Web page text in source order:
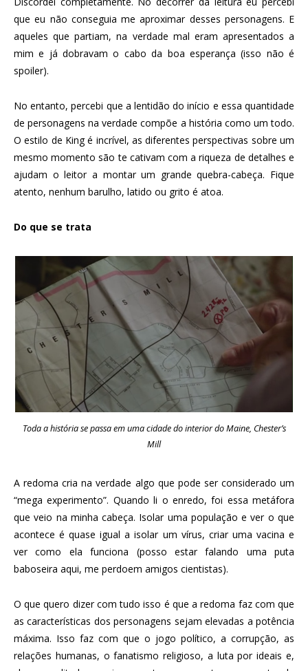
que eu não conseguia me aproximar desses personagens. E
aqueles que partiam, na verdade mal eram apresentados a
mim e já dobravam o cabo da boa esperança (isso não é
spoiler).
No entanto, percebi que a lentidão do início e essa quantidade
de personagens na verdade compõe a história como um todo.
O estilo de King é incrível, as diferentes perspectivas sobre um
mesmo momento são te cativam com a riqueza de detalhes e
ajudam o leitor a montar um grande quebra-cabeça. Fique
atento, nenhum barulho, latido ou grito é atoa.
Do que se trata
Toda a história se passa em uma cidade do interior do Maine, Chester’s
Mill
A redoma cria na verdade algo que pode ser considerado um
“mega experimento”. Quando li o enredo, foi essa metáfora
que veio na minha cabeça. Isolar uma população e ver o que
acontece é quase igual a isolar um vírus, criar uma vacina e
ver como ela funciona (posso estar falando uma puta
baboseira aqui, me perdoem amigos cientistas).
O que quero dizer com tudo isso é que a redoma faz com que
as características dos personagens sejam elevadas a potência
máxima. Isso faz com que o jogo político, a corrupção, as
relações humanas, o fanatismo religioso, a luta por ideais e,